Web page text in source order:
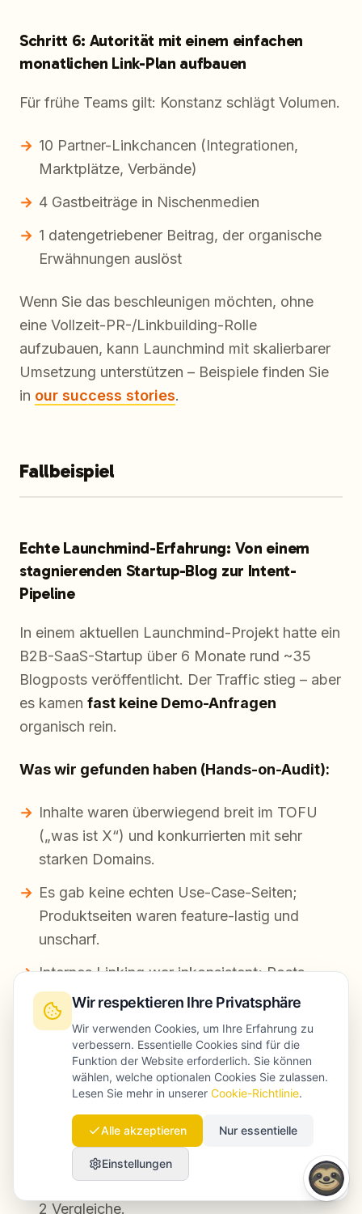
Schritt 6: Autorität mit einem einfachen
monatlichen Link-Plan aufbauen
Für frühe Teams gilt: Konstanz schlägt Volumen.
10 Partner-Linkchancen (Integrationen,
Marktplätze, Verbände)
4 Gastbeiträge in Nischenmedien
1 datengetriebener Beitrag, der organische
Erwähnungen auslöst
Wenn Sie das beschleunigen möchten, ohne
eine Vollzeit-PR-/Linkbuilding-Rolle
aufzubauen, kann Launchmind mit skalierbarer
Umsetzung unterstützen – Beispiele finden Sie
in our success stories.
Fallbeispiel
Echte Launchmind-Erfahrung: Von einem
stagnierenden Startup-Blog zur Intent-
Pipeline
In einem aktuellen Launchmind-Projekt hatte ein
B2B-SaaS-Startup über 6 Monate rund ~35
Blogposts veröffentlicht. Der Traffic stieg – aber
es kamen fast keine Demo-Anfragen
organisch rein.
Was wir gefunden haben (Hands-on-Audit):
Inhalte waren überwiegend breit im TOFU
(„was ist X“) und konkurrierten mit sehr
starken Domains.
Es gab keine echten Use-Case-Seiten;
Produktseiten waren feature-lastig und
unscharf.
Internes Linking war inkonsistent; Posts
haben Autorität nicht auf konvertierende
Seiten gelenkt.
Titles und Intros trafen die Suchintention
nicht; FAQs fehlten.
Was wir umgesetzt haben (6-Wochen-
Sprint):
Aufbau von 6 Money Pages: 4 Use Cases +
2 Vergleiche.
Wir respektieren Ihre Privatsphäre
Wir verwenden Cookies, um Ihre Erfahrung zu
verbessern. Essentielle Cookies sind für die
Funktion der Website erforderlich. Sie können
wählen, welche optionalen Cookies Sie zulassen.
Lesen Sie mehr in unserer Cookie-Richtlinie.
Alle akzeptieren Nur essentielle
Einstellungen